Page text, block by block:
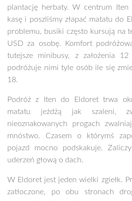
plantację herbaty. W centrum Iten
kasę i poszliśmy złapać matatu do
problemu, busiki często kursują na
USD za osobę. Komfort
tutejsze minibusy, z założenia
podróżuje nimi tyle osób ile się
18.
Podróż z Iten do Eldoret trwa
matatu jeżdżą jak szaleni,
nieoznakowanych progach
mnóstwo. Czasem o którymś
pojazd mocno podskakuje.
uderzeń głową o dach.
W Eldoret jest jeden wielki zgiełk.
zatłoczone, po obu stronach